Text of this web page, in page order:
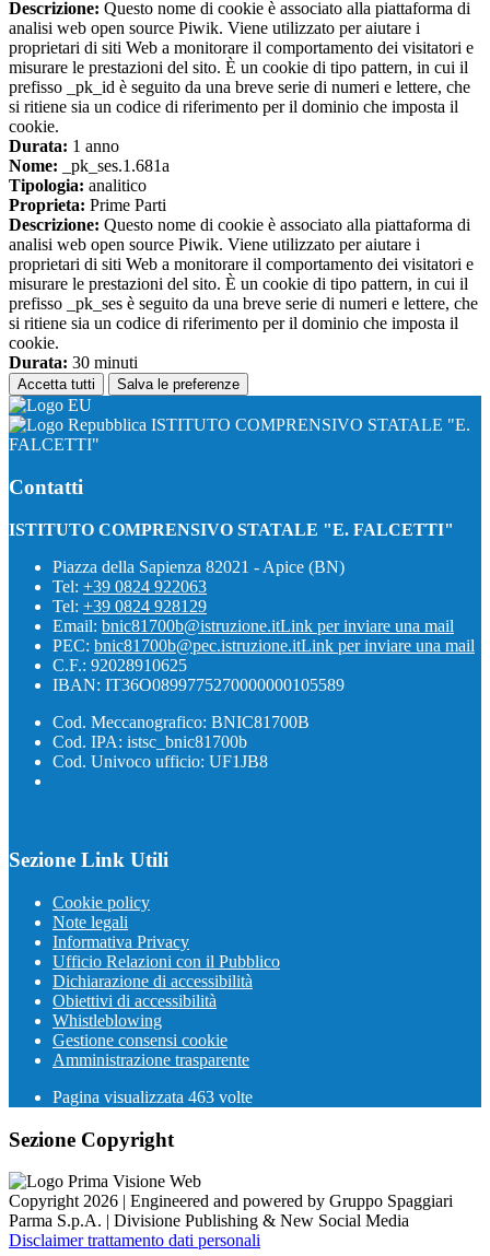
Descrizione: Questo nome di cookie è associato alla piattaforma di
analisi web open source Piwik. Viene utilizzato per aiutare i
proprietari di siti Web a monitorare il comportamento dei visitatori e
misurare le prestazioni del sito. È un cookie di tipo pattern, in cui il
prefisso _pk_id è seguito da una breve serie di numeri e lettere, che
si ritiene sia un codice di riferimento per il dominio che imposta il
cookie.
Durata: 1 anno
Nome: _pk_ses.1.681a
Tipologia: analitico
Proprieta: Prime Parti
Descrizione: Questo nome di cookie è associato alla piattaforma di
analisi web open source Piwik. Viene utilizzato per aiutare i
proprietari di siti Web a monitorare il comportamento dei visitatori e
misurare le prestazioni del sito. È un cookie di tipo pattern, in cui il
prefisso _pk_ses è seguito da una breve serie di numeri e lettere, che
si ritiene sia un codice di riferimento per il dominio che imposta il
cookie.
Durata: 30 minuti
Accetta tutti Salva le preferenze
ISTITUTO COMPRENSIVO STATALE "E.
FALCETTI"
Contatti
ISTITUTO COMPRENSIVO STATALE "E. FALCETTI"
Piazza della Sapienza 82021 - Apice (BN)
Tel: +39 0824 922063
Tel: +39 0824 928129
Email: bnic81700b@istruzione.itLink per inviare una mail
PEC: bnic81700b@pec.istruzione.itLink per inviare una mail
C.F.: 92028910625
IBAN: IT36O0899775270000000105589
Cod. Meccanografico: BNIC81700B
Cod. IPA: istsc_bnic81700b
Cod. Univoco ufficio: UF1JB8
Sezione Link Utili
Cookie policy
Note legali
Informativa Privacy
Ufficio Relazioni con il Pubblico
Dichiarazione di accessibilità
Obiettivi di accessibilità
Whistleblowing
Gestione consensi cookie
Amministrazione trasparente
Pagina visualizzata 463 volte
Sezione Copyright
Copyright 2026 | Engineered and powered by Gruppo Spaggiari
Parma S.p.A. | Divisione Publishing & New Social Media
Disclaimer trattamento dati personali